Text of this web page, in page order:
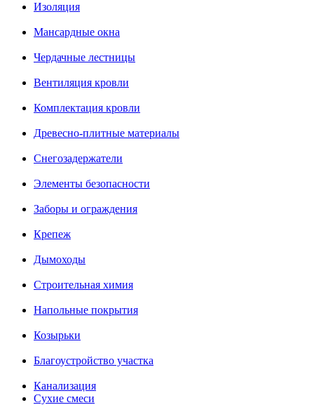
Изоляция
Мансардные окна
Чердачные лестницы
Вентиляция кровли
Комплектация кровли
Древесно-плитные материалы
Снегозадержатели
Элементы безопасности
Заборы и ограждения
Крепеж
Дымоходы
Строительная химия
Напольные покрытия
Козырьки
Благоустройство участка
Канализация
Сухие смеси